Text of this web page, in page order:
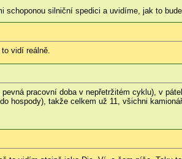
silniční spedici a uvidíme, jak to
vidí reálně.
pracovní doba v nepřetržitém cyklu), v
hospody), takže celkem už 11, všichni